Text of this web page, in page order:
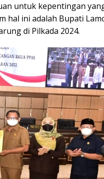
untuk kepentingan
hal ini adalah Bupati
di Pilkada 2024.